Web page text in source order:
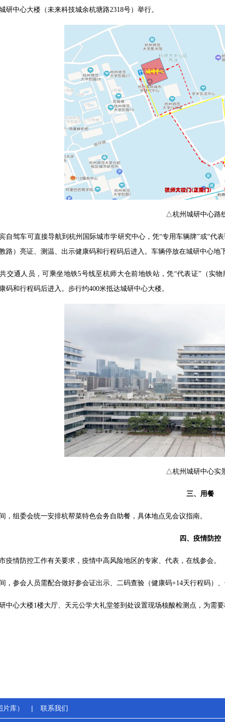
研中心大楼（未来科技城余杭塘路2318号）举行。
△杭州城研中心路
自驾车可直接导航到杭州国际城市学研究中心，凭“专用车辆牌”或“代
路）亮证、测温、出示健康码和行程码后进入。车辆停放在城研中心地
交通人员，可乘坐地铁5号线至杭师大仓前地铁站，凭“代表证”（实
码和行程码后进入。步行约400米抵达城研中心大楼。
△杭州城研中心实
三、用餐
，组委会统一安排杭帮菜特色会务自助餐，具体地点见会议指南。
四、疫情防控
疫情防控工作有关要求，疫情中高风险地区的专家、代表，在线参会。
，参会人员需配合做好参会证出示、二码查验（健康码+14天行程码）
中心大楼1楼大厅、天元公学大礼堂签到处设置现场核酸检测点，为需
库） | 联系我们